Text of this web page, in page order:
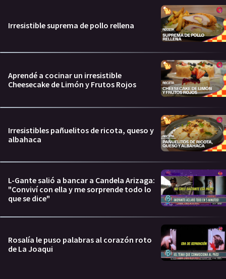
Irresistible suprema de pollo rellena
Aprendé a cocinar un irresistible
Cheesecake de Limón y Frutos Rojos
Irresistibles pañuelitos de ricota, queso y
albahaca
L-Gante salió a bancar a Candela Arizaga:
"Conviví con ella y me sorprende todo lo
que se dice"
Rosalía le puso palabras al corazón roto
de La Joaqui